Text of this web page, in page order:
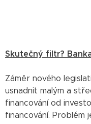
Skutečný filtr?
Záměr nového
usnadnit malým a
financování od
financování. Problém